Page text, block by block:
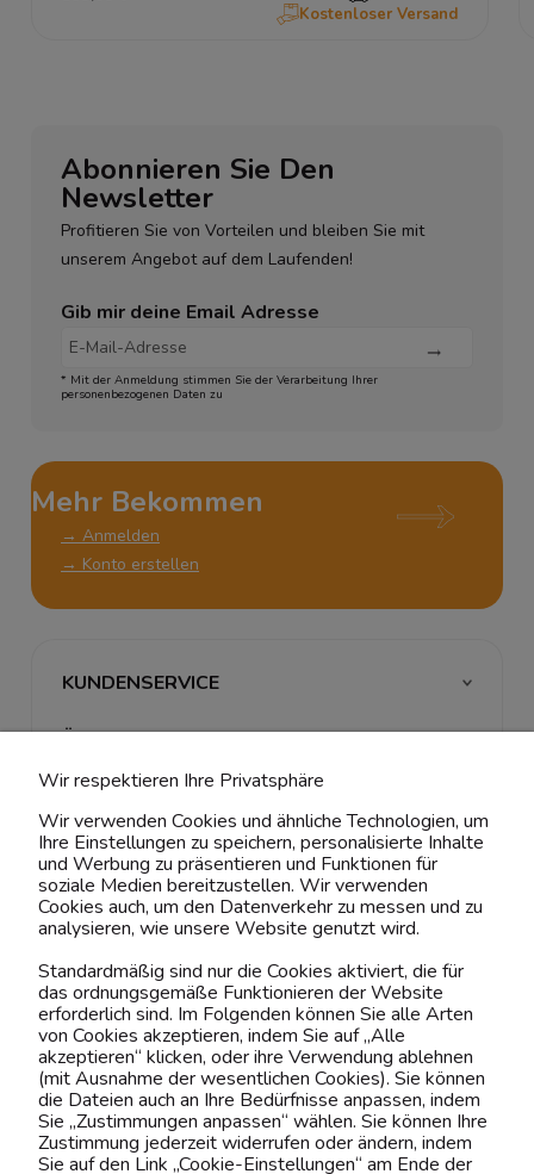
Kostenloser Versand
Abonnieren Sie Den
Newsletter
Profitieren Sie von Vorteilen und bleiben Sie mit
unserem Angebot auf dem Laufenden!
Gib mir deine Email Adresse
* Mit der Anmeldung stimmen Sie der Verarbeitung Ihrer
personenbezogenen Daten zu
Mehr Bekommen
→ Anmelden
→ Konto erstellen
Kontaktiere uns!
0151 12200811
shop@yourhouse24.eu
Mo. - Fr. 07:00-15:00
KUNDENSERVICE
ÜBER UNS & RECHTLICHES
MEIN ACCOUNT
BELIEBTE KATEGORIEN
Wir respektieren Ihre Privatsphäre
Wir verwenden Cookies und ähnliche Technologien, um
Ihre Einstellungen zu speichern, personalisierte Inhalte
und Werbung zu präsentieren und Funktionen für
soziale Medien bereitzustellen. Wir verwenden
Cookies auch, um den Datenverkehr zu messen und zu
analysieren, wie unsere Website genutzt wird.
Standardmäßig sind nur die Cookies aktiviert, die für
das ordnungsgemäße Funktionieren der Website
erforderlich sind. Im Folgenden können Sie alle Arten
von Cookies akzeptieren, indem Sie auf „Alle
akzeptieren“ klicken, oder ihre Verwendung ablehnen
(mit Ausnahme der wesentlichen Cookies). Sie können
die Dateien auch an Ihre Bedürfnisse anpassen, indem
Sie „Zustimmungen anpassen“ wählen. Sie können Ihre
Zustimmung jederzeit widerrufen oder ändern, indem
Sie auf den Link „Cookie-Einstellungen“ am Ende der